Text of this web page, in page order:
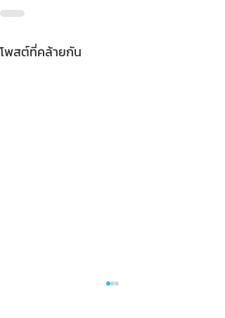
โพสต์ที่คล้ายกัน